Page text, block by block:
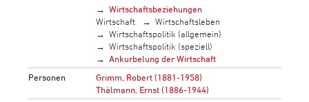
Wirtschaftsbeziehungen
Wirtschaft
Wirtschaftsleben
Wirtschaftspolitik (allgemein)
Wirtschaftspolitik (speziell)
Ankurbelung der Wirtschaft
Personen
Grimm, Robert (1881-1958)
Thälmann, Ernst (1886-1944)